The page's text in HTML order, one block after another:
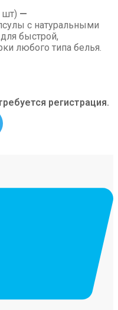
шт) —
с натуральными
быстрой,
любого типа белья.
регистрация.